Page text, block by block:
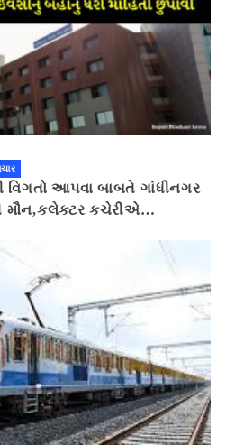
વિગતો આપવા બાબતે ગાંધીનગર
મૌન,કલેક્ટર કચેરીએ